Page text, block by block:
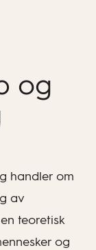
og
handler om
av
teoretisk
og